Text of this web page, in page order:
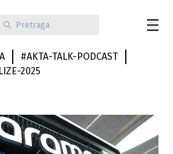
#AKTA-TALK-PODCAST
2025